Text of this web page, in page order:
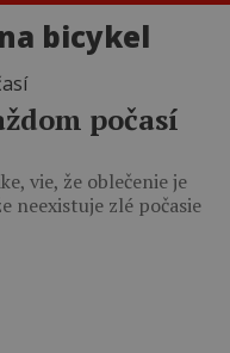
bicykel
počasí
vie, že oblečenie je
neexistuje zlé počasie